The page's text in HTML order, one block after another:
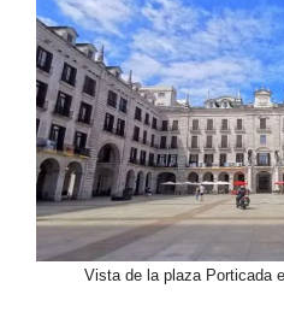
Vista de la plaza Porticada